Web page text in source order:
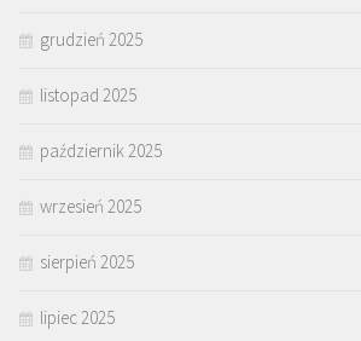
grudzień 2025
listopad 2025
październik 2025
wrzesień 2025
sierpień 2025
lipiec 2025